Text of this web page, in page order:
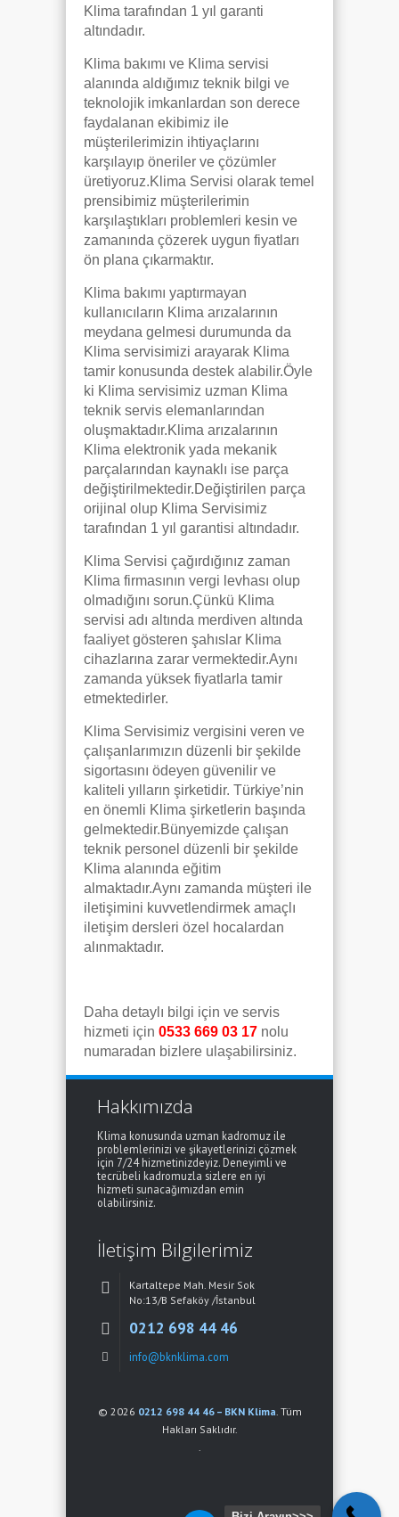
Klima tarafından 1 yıl garanti
altındadır.
Klima bakımı ve Klima servisi
alanında aldığımız teknik bilgi ve
teknolojik imkanlardan son derece
faydalanan ekibimiz ile
müşterilerimizin ihtiyaçlarını
karşılayıp öneriler ve çözümler
üretiyoruz.Klima Servisi olarak temel
prensibimiz müşterilerimin
karşılaştıkları problemleri kesin ve
zamanında çözerek uygun fiyatları
ön plana çıkarmaktır.
Klima bakımı yaptırmayan
kullanıcıların Klima arızalarının
meydana gelmesi durumunda da
Klima servisimizi arayarak Klima
tamir konusunda destek alabilir.Öyle
ki Klima servisimiz uzman Klima
teknik servis elemanlarından
oluşmaktadır.Klima arızalarının
Klima elektronik yada mekanik
parçalarından kaynaklı ise parça
değiştirilmektedir.Değiştirilen parça
orijinal olup Klima Servisimiz
tarafından 1 yıl garantisi altındadır.
Klima Servisi çağırdığınız zaman
Klima firmasının vergi levhası olup
olmadığını sorun.Çünkü Klima
servisi adı altında merdiven altında
faaliyet gösteren şahıslar Klima
cihazlarına zarar vermektedir.Aynı
zamanda yüksek fiyatlarla tamir
etmektedirler.
Klima Servisimiz vergisini veren ve
çalışanlarımızın düzenli bir şekilde
sigortasını ödeyen güvenilir ve
kaliteli yılların şirketidir. Türkiye’nin
en önemli Klima şirketlerin başında
gelmektedir.Bünyemizde çalışan
teknik personel düzenli bir şekilde
Klima alanında eğitim
almaktadır.Aynı zamanda müşteri ile
iletişimini kuvvetlendirmek amaçlı
iletişim dersleri özel hocalardan
alınmaktadır.
Daha detaylı bilgi için ve servis
hizmeti için 0533 669 03 17 nolu
numaradan bizlere ulaşabilirsiniz.
Hakkımızda
Klima konusunda uzman kadromuz ile
problemlerinizi ve şikayetlerinizi çözmek
için 7/24 hizmetinizdeyiz. Deneyimli ve
tecrübeli kadromuzla sizlere en iyi
hizmeti sunacağımızdan emin
olabilirsiniz.
İletişim Bilgilerimiz
Kartaltepe Mah. Mesir Sok
No:13/B Sefaköy /İstanbul
0212 698 44 46
info@bknklima.com
© 2026 0212 698 44 46 – BKN Klima. Tüm
Hakları Saklıdır.
.